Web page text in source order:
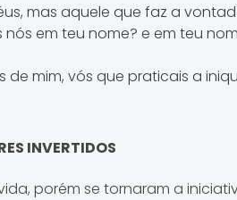
mas aquele que faz a
em teu nome? e em teu
mim, vós que praticais a
INVERTIDOS
porém se tornaram a